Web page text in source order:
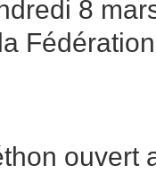
8
ouvert